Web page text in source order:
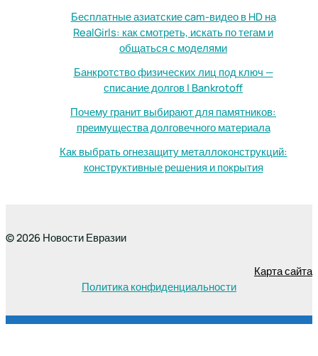
Бесплатные азиатские cam-видео в HD на
RealGirls: как смотреть, искать по тегам и
общаться с моделями
Банкротство физических лиц под ключ —
списание долгов | Bankrotoff
Почему гранит выбирают для памятников:
преимущества долговечного материала
Как выбрать огнезащиту металлоконструкций:
конструктивные решения и покрытия
© 2026 Новости Евразии
Карта сайта
Политика конфиденциальности